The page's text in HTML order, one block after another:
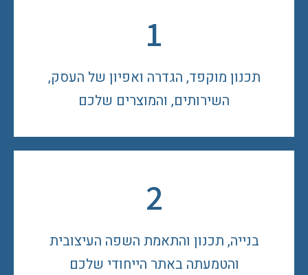
1
תכנון מוקפד, הגדרה ואפיון של העסק,
השירותים, והמוצרים שלכם
2
בנייה, תכנון והתאמת השפה העיצובית
והטמעתה באתר הייחודי שלכם